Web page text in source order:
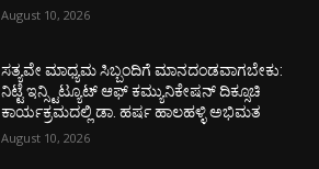
August 10, 2026
ಸತ್ಯವೇ ಮಾಧ್ಯಮ ಸಿಬ್ಬಂದಿಗೆ ಮಾನದಂಡವಾಗಬೇಕು:
ನಿಟ್ಟೆ ಇನ್ಸ್ಟಿಟ್ಯೂಟ್ ಆಫ್ ಕಮ್ಯುನಿಕೇಷನ್ ದಿಕ್ಸೂಚಿ
ಕಾರ್ಯಕ್ರಮದಲ್ಲಿ ಡಾ. ಹರ್ಷ ಹಾಲಹಳ್ಳಿ ಅಭಿಮತ
August 10, 2026